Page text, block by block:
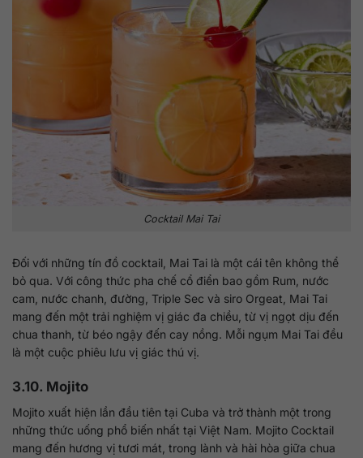
Cocktail Mai Tai
Đối với những tín đồ cocktail, Mai Tai là một cái tên không thể
bỏ qua. Với công thức pha chế cổ điển bao gồm Rum, nước
cam, nước chanh, đường, Triple Sec và siro Orgeat, Mai Tai
mang đến một trải nghiệm vị giác đa chiều, từ vị ngọt dịu đến
chua thanh, từ béo ngậy đến cay nồng. Mỗi ngụm Mai Tai đều
là một cuộc phiêu lưu vị giác thú vị.
3.10. Mojito
Mojito xuất hiện lần đầu tiên tại Cuba và trở thành một trong
những thức uống phổ biến nhất tại Việt Nam. Mojito Cocktail
mang đến hương vị tươi mát, trong lành và hài hòa giữa chua